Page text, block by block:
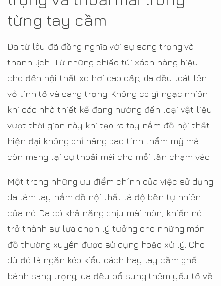
từng tay cầm
Da từ lâu đã đồng nghĩa với sự sang trọng và
thanh lịch. Từ những chiếc túi xách hàng hiệu
cho đến nội thất xe hơi cao cấp, da đều toát lên
vẻ tinh tế và sang trọng. Không có gì ngạc nhiên
khi các nhà thiết kế đang hướng đến loại vật liệu
vượt thời gian này khi tạo ra tay nắm đồ nội thất
hiện đại không chỉ nâng cao tính thẩm mỹ mà
còn mang lại sự thoải mái cho mỗi lần chạm vào.
Một trong những ưu điểm chính của việc sử dụng
da làm tay nắm đồ nội thất là độ bền tự nhiên
của nó. Da có khả năng chịu mài mòn, khiến nó
trở thành sự lựa chọn lý tưởng cho những món
đồ thường xuyên được sử dụng hoặc xử lý. Cho
dù đó là ngăn kéo kiểu cách hay tay cầm ghế
bành sang trọng, da đều bổ sung thêm yếu tố về